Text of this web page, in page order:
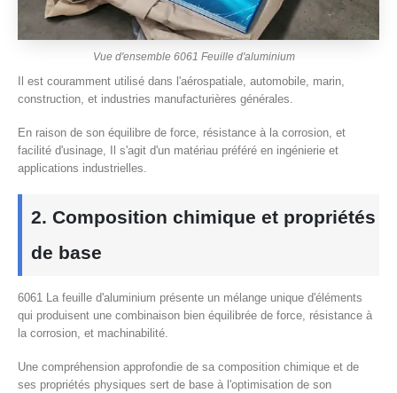
Vue d'ensemble 6061 Feuille d'aluminium
Il est couramment utilisé dans l'aérospatiale, automobile, marin,
construction, et industries manufacturières générales.
En raison de son équilibre de force, résistance à la corrosion, et
facilité d'usinage, Il s'agit d'un matériau préféré en ingénierie et
applications industrielles.
2. Composition chimique et propriétés
de base
6061 La feuille d'aluminium présente un mélange unique d'éléments
qui produisent une combinaison bien équilibrée de force, résistance à
la corrosion, et machinabilité.
Une compréhension approfondie de sa composition chimique et de
ses propriétés physiques sert de base à l'optimisation de son